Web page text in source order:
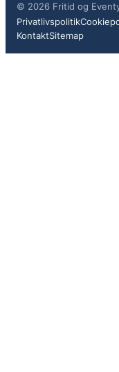
© 2026 Fritid og
Privatlivspolitik
KontaktSitemap